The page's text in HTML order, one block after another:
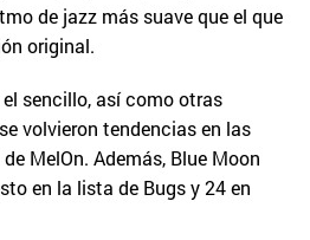
de jazz más suave que el que
original.
sencillo, así como otras
volvieron tendencias en las
MelOn. Además, Blue Moon
en la lista de Bugs y 24 en